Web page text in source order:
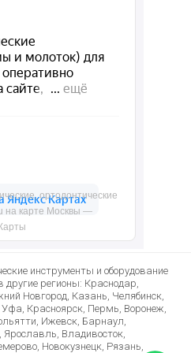
ортодонтические
на карте Москвы —
инструменты и оборудование
другие регионы: Краснодар,
Новгород, Казань, Челябинск,
Красноярск, Пермь, Воронеж,
Ижевск, Барнаул,
Ярославль, Владивосток,
Новокузнецк, Рязань,